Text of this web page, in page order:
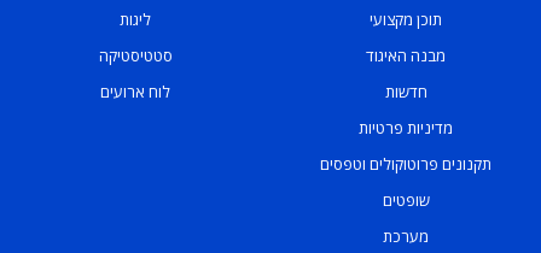
תוכן מקצועי
מבנה האיגוד
חדשות
מדיניות פרטיות
תקנונים פרוטוקולים וטפסים
שופטים
מערכת
ליגות
סטטיסטיקה
לוח ארועים